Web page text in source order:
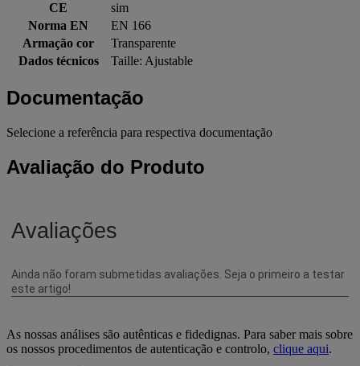
CE
sim
Norma EN
EN 166
Armação cor
Transparente
Dados técnicos
Taille: Ajustable
Documentação
Selecione a referência para respectiva documentação
Avaliação do Produto
As nossas análises são autênticas e fidedignas. Para saber mais sobre
os nossos procedimentos de autenticação e controlo, clique aqui.